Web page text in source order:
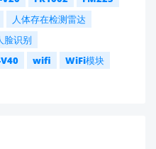
人体存在检测雷达
脸识别
wifi
WiFi模块